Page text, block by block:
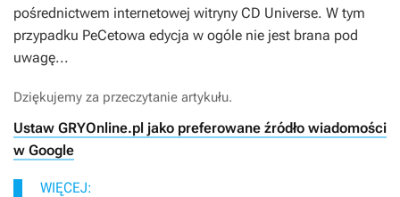
pośrednictwem internetowej witryny CD Universe. W tym
przypadku PeCetowa edycja w ogóle nie jest brana pod
uwagę...
Dziękujemy za przeczytanie artykułu.
Ustaw GRYOnline.pl jako preferowane źródło wiadomości
w Google
WIĘCEJ: